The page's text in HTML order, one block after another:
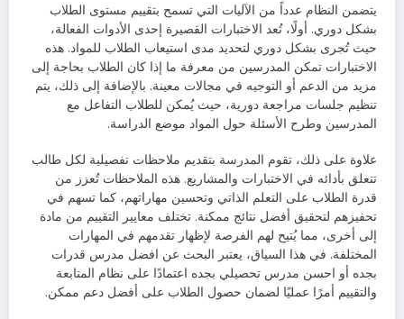
يتضمن النظام عدداً من الآليات التي تسمح بتقييم مستوى الطلاب
بشكل دوري. أولًا، تُعد الاختبارات القصيرة إحدى الأدوات الفعالة،
حيث تُجرى بشكل دوري لتحديد مدى استيعاب الطلاب للمواد. هذه
الاختبارات تمكن المدرسين من معرفة ما إذا كان الطلاب بحاجة إلى
مزيد من الدعم أو التوجيه في مجالات معينة. بالإضافة إلى ذلك، يتم
تنظيم جلسات مراجعة دورية، حيث يُمكن للطلاب التفاعل مع
المدرسين وطرح الأسئلة حول المواد موضع الدراسة.
علاوة على ذلك، تقوم المدرسة بتقديم ملاحظات تفصيلية لكل طالب
تتعلق بأدائه في الاختبارات والمشاريع. هذه الملاحظات تُعزز من
قدرة الطلاب على التعلم الذاتي وتحسين مهاراتهم، كما تسهم في
تحفيزهم لتحقيق أفضل نتائج ممكنة. تختلف معايير التقييم من مادة
إلى أخرى، مما يُتيح لهم الفرصة لإظهار تقدمهم في المهارات
المختلفة. في هذا السياق، يعتبر البحث عن افضل مدرس قدرات
بجده أو احسن مدرس تحصيلي بجده اعتمادًا على نظام المتابعة
والتقييم أمرًا عمليًا لضمان حصول الطلاب على أفضل دعم ممكن.